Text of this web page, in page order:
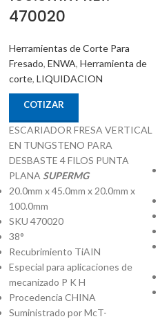
470020
Herramientas de Corte Para
Fresado, ENWA, Herramienta de
corte, LIQUIDACION
COTIZAR
ESCARIADOR FRESA VERTICAL
EN TUNGSTENO PARA
DESBASTE 4 FILOS PUNTA
PLANA SUPERMG
20.0mm x 45.0mm x 20.0mm x
100.0mm
SKU 470020
38°
Recubrimiento TiAIN
Especial para aplicaciones de
mecanizado P K H
Procedencia CHINA
Suministrado por McT-